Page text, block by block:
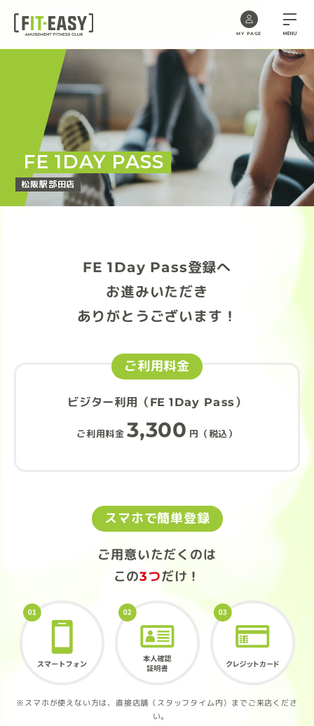
content
MY PAGE MENU
FE 1DAY PASS
松阪駅部田店
FE 1Day Pass登録へ
お進みいただき
ありがとうございます！
ご利用料金
ビジター利用（FE 1Day Pass）
ご利用料金 3,300 円（税込）
スマホで簡単登録
ご用意いただくのは
この3つだけ！
※スマホが使えない方は、直接店舗（スタッフタイム内）までご来店くださ
い。